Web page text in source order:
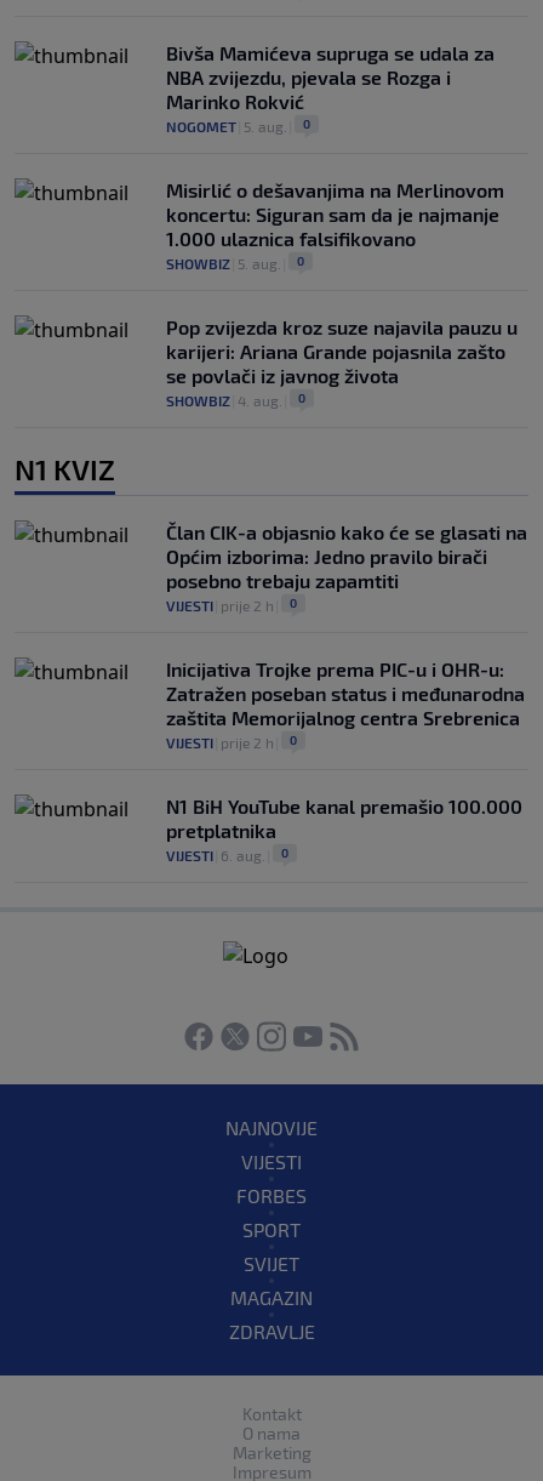
Bivša Mamićeva supruga se udala za
NBA zvijezdu, pjevala se Rozga i
Marinko Rokvić
NOGOMET 5. aug. 0
Misirlić o dešavanjima na Merlinovom
koncertu: Siguran sam da je najmanje
1.000 ulaznica falsifikovano
SHOWBIZ 5. aug. 0
Pop zvijezda kroz suze najavila pauzu u
karijeri: Ariana Grande pojasnila zašto
se povlači iz javnog života
SHOWBIZ 4. aug. 0
N1 KVIZ
Član CIK-a objasnio kako će se glasati na
Općim izborima: Jedno pravilo birači
posebno trebaju zapamtiti
VIJESTI prije 2 h 0
Inicijativa Trojke prema PIC-u i OHR-u:
Zatražen poseban status i međunarodna
zaštita Memorijalnog centra Srebrenica
VIJESTI prije 2 h 0
N1 BiH YouTube kanal premašio 100.000
pretplatnika
VIJESTI 6. aug. 0
NAJNOVIJE
VIJESTI
FORBES
SPORT
SVIJET
MAGAZIN
ZDRAVLJE
Kontakt
O nama
Marketing
Impresum